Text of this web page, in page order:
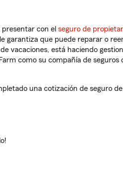
con el seguro de
garantiza que puede reparar o
vacaciones, está haciendo
como su compañía de seguros
una cotización de seguro